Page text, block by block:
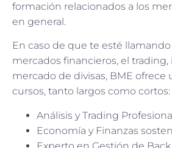
formación relacionados a los
en general.
En caso de que te esté
mercados financieros, el trading,
mercado de divisas, BME ofrece
cursos, tanto largos como cortos:
Análisis y Trading
Economía y Finanzas